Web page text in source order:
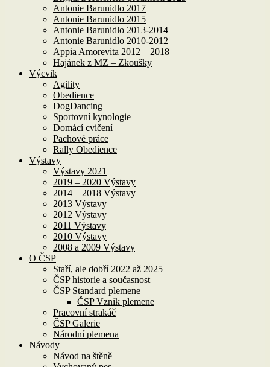
Antonie Barunidlo 2017
Antonie Barunidlo 2015
Antonie Barunidlo 2013-2014
Antonie Barunidlo 2010-2012
Appia Amorevita 2012 – 2018
Hajánek z MZ – Zkoušky
Výcvik
Agility
Obedience
DogDancing
Sportovní kynologie
Domácí cvičení
Pachové práce
Rally Obedience
Výstavy
Výstavy 2021
2019 – 2020 Výstavy
2014 – 2018 Výstavy
2013 Výstavy
2012 Výstavy
2011 Výstavy
2010 Výstavy
2008 a 2009 Výstavy
O ČSP
Staří, ale dobří 2022 až 2025
ČSP historie a současnost
ČSP Standard plemene
ČSP Vznik plemene
Pracovní strakáč
ČSP Galerie
Národní plemena
Návody
Návod na štěně